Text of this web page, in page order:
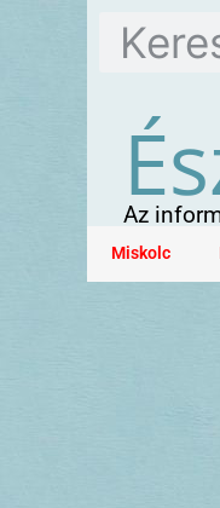
Az
Miskolc